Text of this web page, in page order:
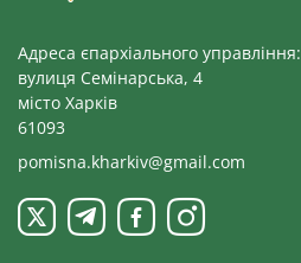
Адреса єпархіального управління:
вулиця Семінарська, 4
місто Харків
61093
pomisna.kharkiv@gmail.com